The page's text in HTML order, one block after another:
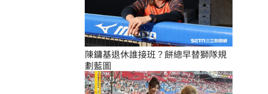
陳鏞基退休誰接班？餅總早替獅隊規
劃藍圖